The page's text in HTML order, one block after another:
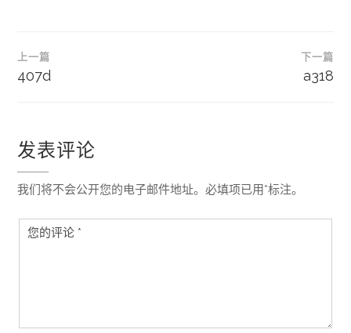
文
章
航
上一篇
407d
下一篇
a318
发表评论
我们将不会公开您的电子邮件地址。必填项已用*标注。